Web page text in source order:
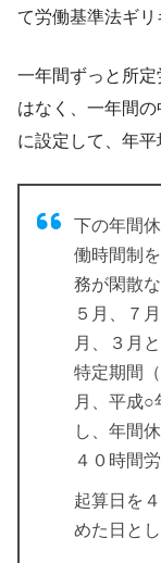
て労働基準法ギリ
一年間ずっと所
はなく、一年間
に設定して、年平
下の年間
働時間制
務が閑散
５月、７
月、３月
特定期間
月、平成○
し、年間
４０時間
起算日を
めた日とし